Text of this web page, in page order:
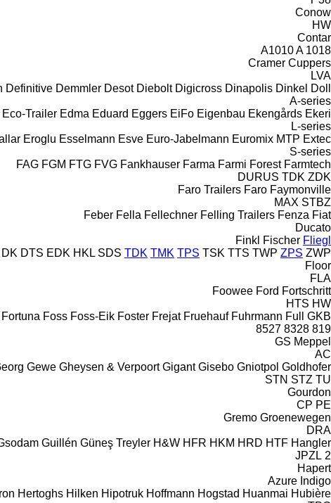
Conow
HW
Contar
A1010A 1018
Cramer Cuppers
LVA
Definitive Demmler Desot Diebolt Digicross Dinapolis Dinkel Doll
A-series
Eco-Trailer Edma Eduard Eggers EiFo Eigenbau Ekengårds Ekeri
L-series
Eroglu Esselmann Esve Euro-Jabelmann Euromix MTP Extec
S-series
FAG FGM FTG FVG Fankhauser Farma Farmi Forest Farmtech
DURUS TDK ZDK
Faro Trailers Faro Faymonville
MAX STBZ
Feber Fella Fellechner Felling Trailers Fenza Fiat
Ducato
Finkl Fischer Fliegl
DK DTS EDK HKL SDS TDK TMK TPS TSK TTS TWP ZPS ZWP
Floor
FLA
Foowee Ford Fortschritt
HTS HW
Fortuna Foss Foss-Eik Foster Frejat Fruehauf Fuhrmann Full
GKB
819
8328
8527
GS Meppel
AC
Gewe Gheysen & Verpoort Gigant Gisebo Gniotpol Goldhofer
STN STZ TU
Gourdon
CP PE
Gremo Groenewegen
DRA
Guillén Güneş Treyler H&W HFR HKM HRD HTF Hangler
2 JPZL
Hapert
Azure Indigo
Hertoghs Hilken Hipotruk Hoffmann Hogstad Huanmai Hubière